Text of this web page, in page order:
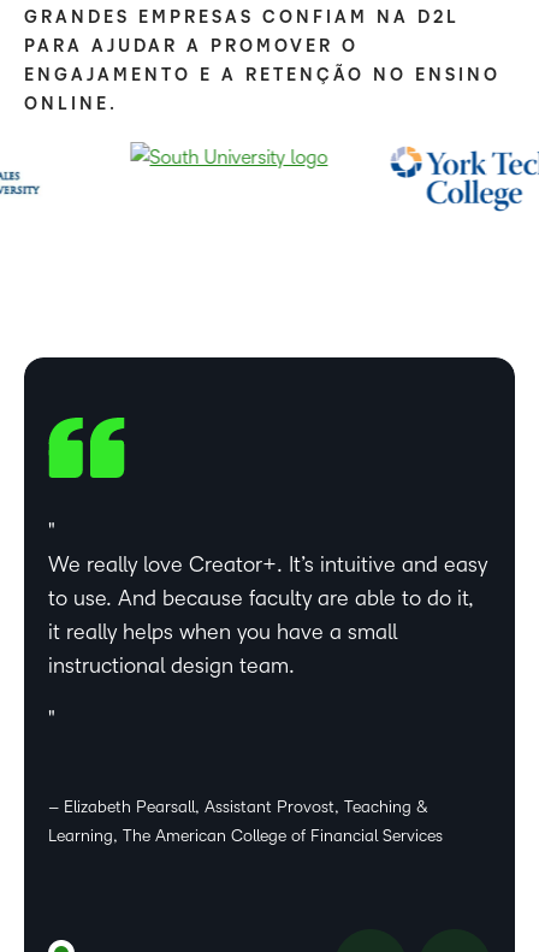
GRANDES EMPRESAS CONFIAM NA D2L
PARA AJUDAR A PROMOVER O
ENGAJAMENTO E A RETENÇÃO NO ENSINO
ONLINE.
We really love Creator+. It’s intuitive and easy
to use. And because faculty are able to do it,
it really helps when you have a small
instructional design team.
– Elizabeth Pearsall, Assistant Provost, Teaching &
Learning, The American College of Financial Services